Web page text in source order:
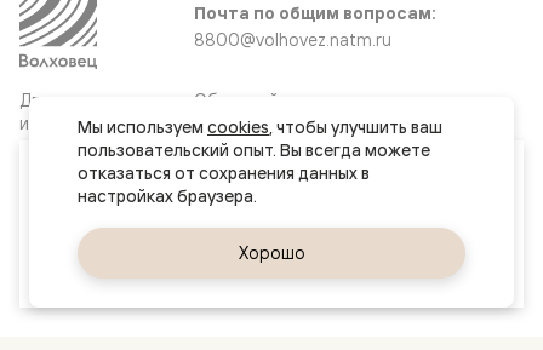
Ваш город
Двери
и интерьерные
решения
Почта по общим вопросам:
8800@volhovez.natm.ru
Обратный звонок
Сайт не является публичной офертой
Правовая информация
Мы используем cookies, чтобы улучшить ваш
пользовательский опыт. Вы всегда можете
отказаться от сохранения данных в
Хорошо